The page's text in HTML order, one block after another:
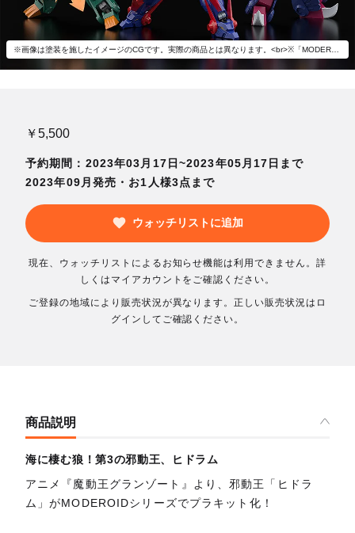
￥5,500
予約期間：2023年03月17日~2023年05月17日まで
2023年09月発売・お1人様3点まで
ウォッチリストに追加
現在、ウォッチリストによるお知らせ機能は利用できません。詳
しくはマイアカウントをご確認ください。
ご登録の地域により販売状況が異なります。正しい販売状況はロ
グインしてご確認ください。
商品説明
海に棲む狼！第3の邪動王、ヒドラム
アニメ『魔動王グランゾート』より、邪動王「ヒドラ
ム」がMODEROIDシリーズでプラキット化！